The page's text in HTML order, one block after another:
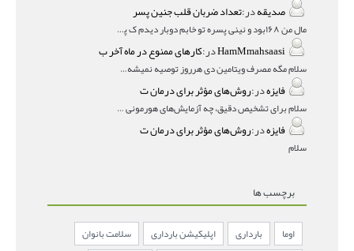
صدیقهدر:تعداد ضربان قلب جنین پسر
مال من ۱۶۸بود و نینی پسره تو خابم دوبار دیدم ک پسره
HamMmahsaasiدر:کارهای ممنوع در ماه آخر ب
سلام مگه مصرف ویتامین دی هرروز توصیه نمیشه؟درمقاله میگه
فایزهدر:روش‌های مؤثر برای درمان ت
سلام برای تشخیص دقیق، چه آزمایش‌های هورمونی و چه سونوگر
فایزهدر:روش‌های مؤثر برای درمان ت
سلام
برچسب ها
اوما بارداری اپلیکیشن بارداری
سلامت بانوان